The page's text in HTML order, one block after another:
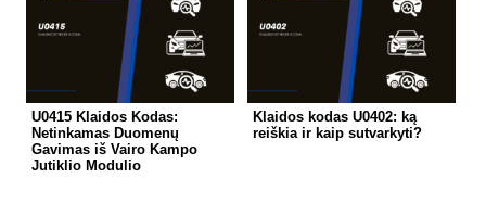
U0415 Klaidos Kodas:
Netinkamas Duomenų
Gavimas iš Vairo Kampo
Jutiklio Modulio
Klaidos kodas U0402: ką
reiškia ir kaip sutvarkyti?